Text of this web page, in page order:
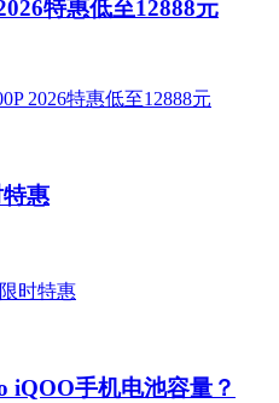
特惠低至12888元
惠
iQOO手机电池容量？